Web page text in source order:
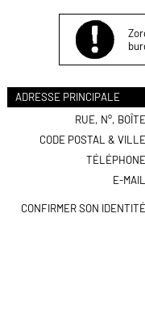
ADRESSE PRINCIPALE
RUE, N°,
CODE POSTAL &
E-
CONFIRMER SON